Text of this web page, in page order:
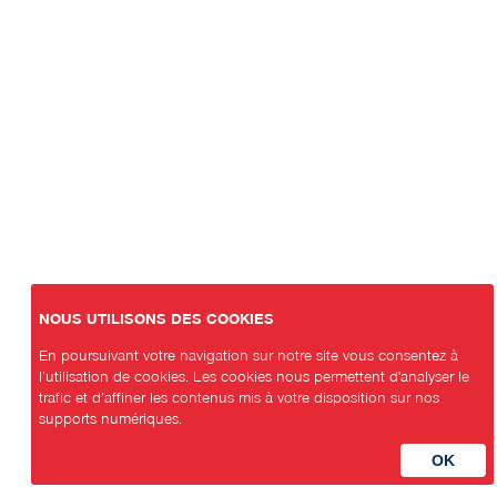
NOUS UTILISONS DES COOKIES
En poursuivant votre navigation sur notre site vous consentez à
l’utilisation de cookies. Les cookies nous permettent d'analyser le
trafic et d’affiner les contenus mis à votre disposition sur nos
supports numériques.